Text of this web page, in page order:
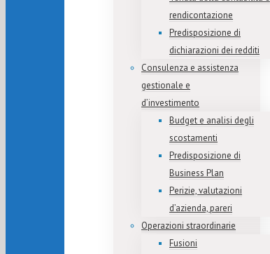
rendicontazione
Predisposizione di
dichiarazioni dei redditi
Consulenza e assistenza
gestionale e
d’investimento
Budget e analisi degli
scostamenti
Predisposizione di
Business Plan
Perizie, valutazioni
d’azienda, pareri
Operazioni straordinarie
Fusioni